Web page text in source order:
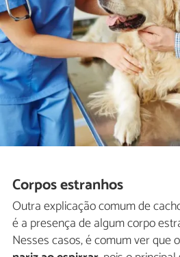
Corpos estranhos
Outra explicação comum de
é a presença de algum corpo
Nesses casos, é comum ver que